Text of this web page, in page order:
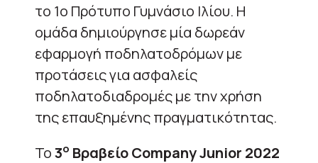
το 1ο Πρότυπο Γυμνάσιο Ιλίου. Η
ομάδα δημιούργησε μία δωρεάν
εφαρμογή ποδηλατοδρόμων με
προτάσεις για ασφαλείς
ποδηλατοδιαδρομές με την χρήση
της επαυξημένης πραγματικότητας.
Το3ο ΒραβείοCompanyJunior 2022